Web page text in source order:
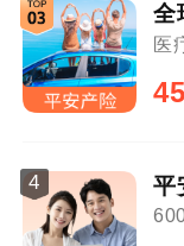
全
医
45
4 平